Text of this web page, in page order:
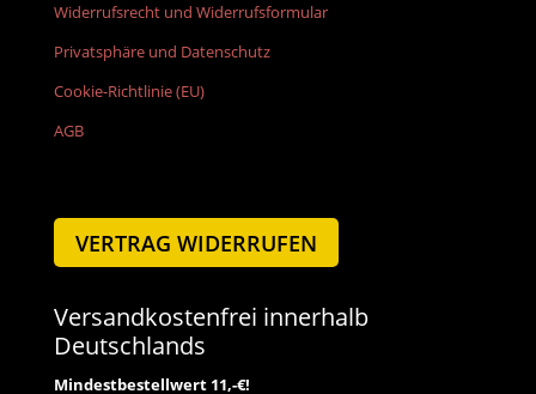
Widerrufsrecht und Widerrufsformular
Privatsphäre und Datenschutz
Cookie-Richtlinie (EU)
AGB
VERTRAG WIDERRUFEN
Versandkostenfrei innerhalb
Deutschlands
Mindestbestellwert 11,-€!